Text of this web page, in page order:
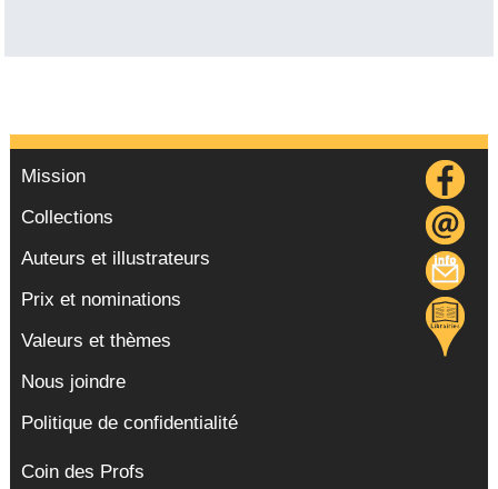
Mission
Collections
Auteurs et illustrateurs
Prix et nominations
Valeurs et thèmes
Nous joindre
Politique de confidentialité
Coin des Profs